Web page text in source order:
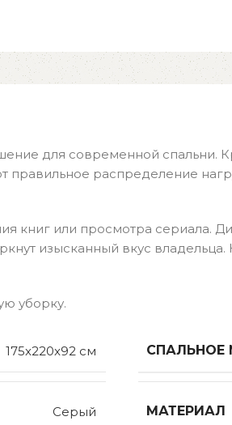
для современной спальни.
распределение
книг или просмотра сериала.
изысканный вкус
уборку.
175x220x92 см СПАЛЬНОЕ
Серый МАТЕРИАЛ